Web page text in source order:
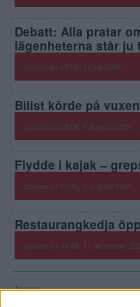
Debatt: Alla pratar
lägenheterna står ju
posted on 17:28, 11 juli 2026
Bilist körde på
posted on 08:58, 4 augusti 2026
Flydde i kajak –
posted on 13:35, 2 augusti 2026
Restaurangkedja
posted on 11:48, 11 december
Annons: